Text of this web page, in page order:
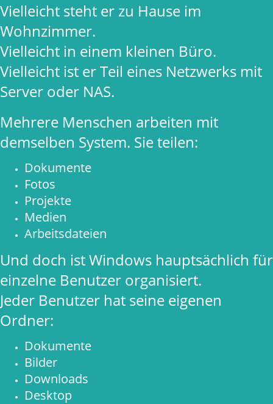
Vielleicht steht er zu Hause im
Wohnzimmer.
Vielleicht in einem kleinen Büro.
Vielleicht ist er Teil eines Netzwerks mit
Server oder NAS.
Mehrere Menschen arbeiten mit
demselben System. Sie teilen:
Dokumente
Fotos
Projekte
Medien
Arbeitsdateien
Und doch ist Windows hauptsächlich für
einzelne Benutzer organisiert.
Jeder Benutzer hat seine eigenen
Ordner:
Dokumente
Bilder
Downloads
Desktop